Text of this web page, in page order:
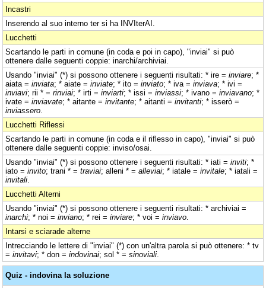
Incastri
Inserendo al suo interno ter si ha INVIterAI.
Lucchetti
Scartando le parti in comune (in coda e poi in capo), "inviai" si può
ottenere dalle seguenti coppie: inarchi/archiviai.
Usando "inviai" (*) si possono ottenere i seguenti risultati: * ire = inviare; *
aiata = inviata; * aiate = inviate; * ito = inviato; * iva = inviava; * ivi =
inviavi; rii * = rinviai; * irti = inviarti; * issi = inviassi; * ivano = inviavano; *
ivate = inviavate; * aitante = invitante; * aitanti = invitanti; * isserò =
inviassero
Lucchetti Riflessi
Scartando le parti in comune (in coda e il riflesso in capo), "inviai" si può
ottenere dalle seguenti coppie: inviso/osai.
Usando "inviai" (*) si possono ottenere i seguenti risultati: * iati = inviti; *
iato = invito; trani * = traviai; alleni * = alleviai; * iatale = invitale; * iatali =
invitali
Lucchetti Alterni
Usando "inviai" (*) si possono ottenere i seguenti risultati: * archiviai =
inarchi; * noi = inviano; * rei = inviare; * voi = inviavo
Intarsi e sciarade alterne
Intrecciando le lettere di "inviai" (*) con un'altra parola si può ottenere: * tv
= invitavi; * don = indovinai; sol * = sinoviali
Quiz - indovina la soluzione